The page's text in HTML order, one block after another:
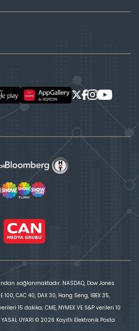
sağlanmaktadır. NASDAQ, Dow Jones
100, CAC 40, DAX 30, Hang Seng, IBEX 35,
15 dakika; CME, NYMEX VE S&P verileri 10
UYARI © 2026 Kayıtlı Elektronik Posta